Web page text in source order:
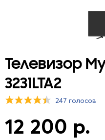
Телевизор
3231LTA2
247 голосов
12 200 р.